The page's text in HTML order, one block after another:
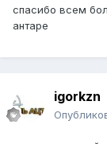
спасибо всем
антаре
igorkzn